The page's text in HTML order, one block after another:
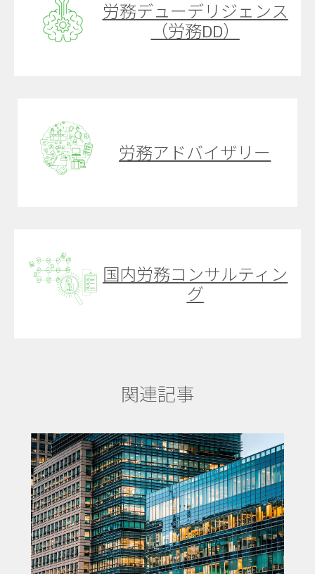
労務デューデリジェンス
（労務DD）
労務アドバイザリー
国内労務コンサルティン
グ
関連記事